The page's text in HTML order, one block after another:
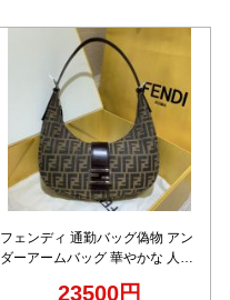
フェンディ 通勤バッグ偽物 アン
ダーアームバッグ 華やかな 人気
23500円